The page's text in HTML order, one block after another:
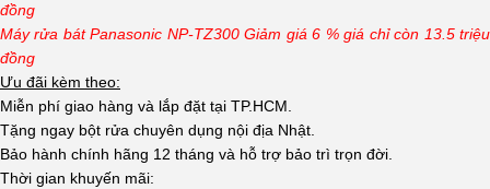
đồng
Máy rửa bát Panasonic NP-TZ300 Giảm giá 6 % giá chỉ còn 13.5 triệu
đồng
Ưu đãi kèm theo:
Miễn phí giao hàng và lắp đặt tại TP.HCM.
Tặng ngay bột rửa chuyên dụng nội địa Nhật.
Bảo hành chính hãng 12 tháng và hỗ trợ bảo trì trọn đời.
Thời gian khuyến mãi: